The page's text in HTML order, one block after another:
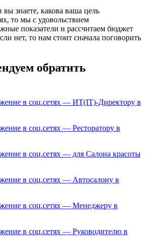
знаете, какова ваша цель
то мы с удовольствием
показатели и рассчитаем бюджет
нет, то нам стоит сначала поговорить
обратить
в соц.сетях — ИТ(IT)-Директору в
в соц.сетях — Ресторатору в
в соц.сетях — для Салона красоты
в соц.сетях — Автосалону в
в соц.сетях — Менеджеру в
в соц.сетях — Руководителю в